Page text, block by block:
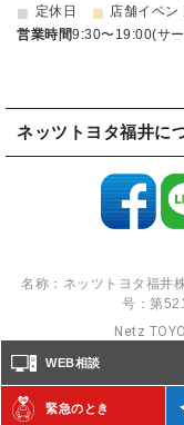
WEB相談
緊急のとき
■ 定休日 ■ 店舗イベン
営業時間9:30〜19:00(サ
ネッツトヨタ福井に
名称：ネッツトヨタ福
号：第
Netz